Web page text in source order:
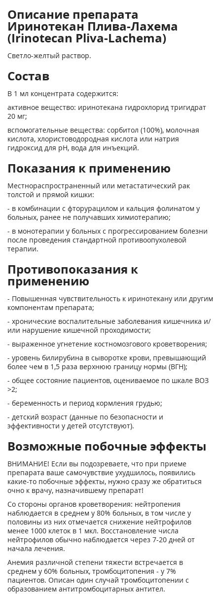
Описание препарата
Иринотекан Плива-Лахема
(Irinotecan Pliva-Lachema)
Светло-желтый раствор.
Состав
В 1 мл концентрата содержится:
активное вещество: иринотекана гидрохлорид тригидрат
20 мг;
вспомогательные вещества: сорбитол (100%), молочная
кислота, хлористоводородная кислота или натрия
гидроксид для pH, вода для инъекций.
Показания к применению
Местнораспространенный или метастатический рак
толстой и прямой кишки:
- в комбинации с фторурацилом и кальция фолинатом у
больных, ранее не получавших химиотерапию;
- в монотерапии у больных с прогрессированием болезни
после проведения стандартной противоопухолевой
терапии.
Противопоказания к
применению
- Повышенная чувствительность к иринотекану или другим
компонентам препарата;
- хронические воспалительные заболевания кишечника и/
или нарушение кишечной проходимости;
- выраженное угнетение костномозгового кроветворения;
- уровень билирубина в сыворотке крови, превышающий
более чем в 1,5 раза верхнюю границу нормы (ВГН);
- общее состояние пациентов, оцениваемое по шкале ВОЗ
>2;
- беременность и период кормления грудью;
- детский возраст (данные по безопасности и
эффективности у детей отсутствуют).
Возможные побочные эффекты
ВНИМАНИЕ! Если вы подозреваете, что при приеме
препарата ваше самочувствие ухудшилось, появились
какие-то побочные эффекты, нужно сразу же обратиться
очно к врачу, назначившему препарат!
Со стороны органов кроветворения: нейтропения
наблюдается в среднем у 80% больных, в том числе у
половины из них отмечается снижение нейтрофилов
менее 1000 клеток в 1 мкл. Восстановление числа
нейтрофилов обычно наблюдается через 7-20 дней от
начала лечения.
Анемия различной степени тяжести встречается в
среднем у 60% больных, тромбоцитопения - у 7%
пациентов. Описан один случай тромбоцитопении с
образованием антитромбоцитарных антител.